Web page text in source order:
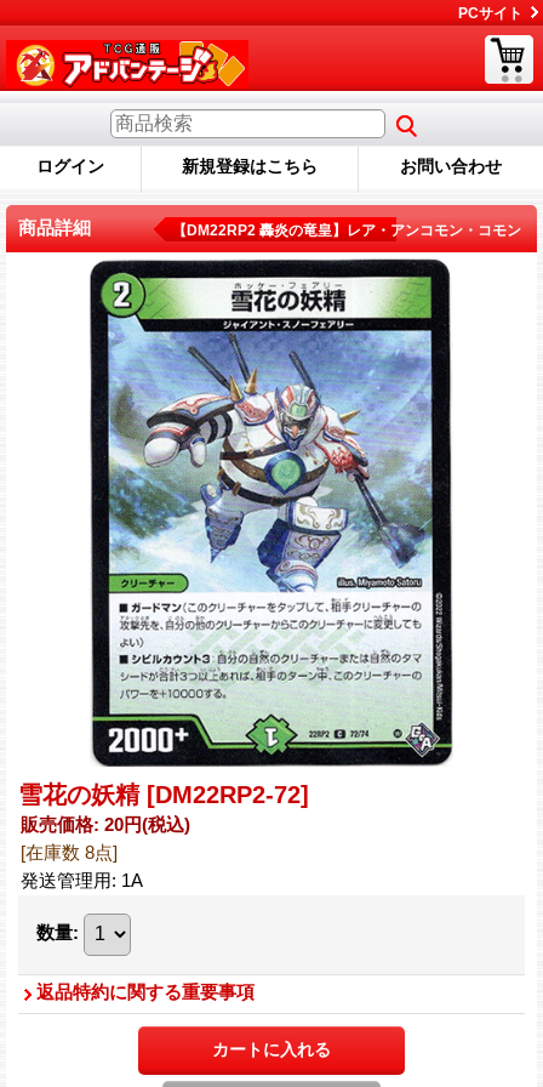
PCサイト
ログイン 新規登録はこちら お問い合わせ
商品詳細 【DM22RP2 轟炎の竜皇】レア・アンコモン・コモン
雪花の妖精 [DM22RP2-72]
販売価格: 20円(税込)
[在庫数 8点]
発送管理用: 1A
数量:
返品特約に関する重要事項